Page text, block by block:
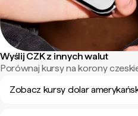
Wyślij CZK z innych walut
Porównaj kursy na korony
Zobacz kursy dolar